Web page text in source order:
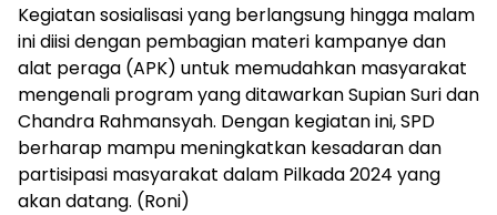
Kegiatan sosialisasi yang berlangsung hingga malam
ini diisi dengan pembagian materi kampanye dan
alat peraga (APK) untuk memudahkan masyarakat
mengenali program yang ditawarkan Supian Suri dan
Chandra Rahmansyah. Dengan kegiatan ini, SPD
berharap mampu meningkatkan kesadaran dan
partisipasi masyarakat dalam Pilkada 2024 yang
akan datang. (Roni)